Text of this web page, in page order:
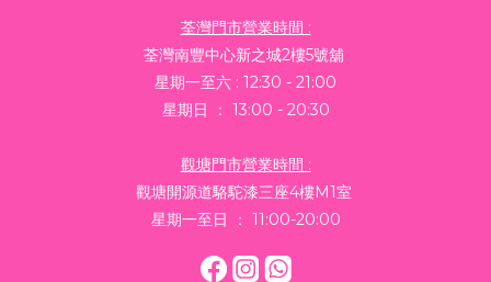
荃灣門市營業時間 :
荃灣南豐中心新之城2樓5號舖
星期一至六 : 12:30 - 21:00
星期日 ： 13:00 - 20:30
觀塘門市營業時間 :
觀塘開源道駱駝漆三座4樓M1室
星期一至日 ： 11:00-20:00